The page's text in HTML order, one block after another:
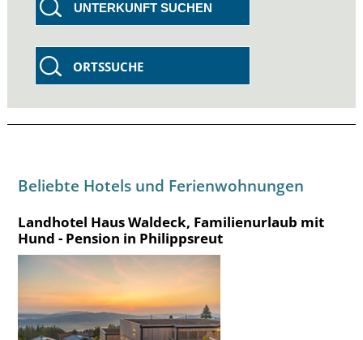
UNTERKUNFT SUCHEN
ORTSSUCHE
Beliebte Hotels und Ferienwohnungen
Landhotel Haus Waldeck, Familienurlaub mit
Hund - Pension in Philippsreut